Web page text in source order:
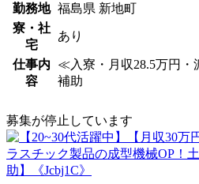
勤務地 福島県 新地町
寮・社
宅
あり
仕事内
容
≪入寮・月収28.5万円
補助
募集が停止しています